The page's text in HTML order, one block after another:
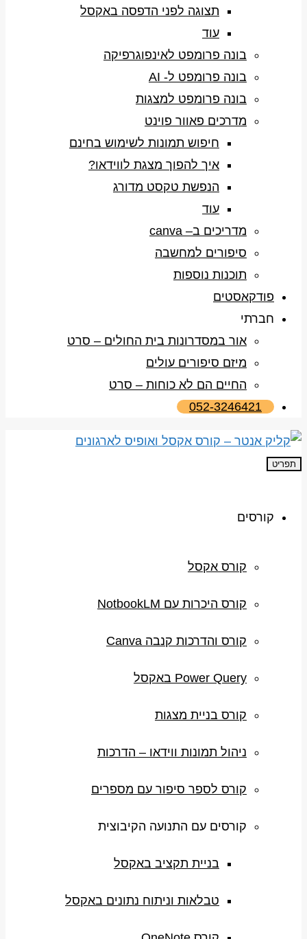
תצוגה לפני הדפסה באקסל
עוד
בונה פרומפט לאינפוגרפיקה
בונה פרומפט ל- AI
בונה פרומפט למצגות
מדרכים פאוור פוינט
חיפוש תמונות לשימוש בחינם
איך להפוך מצגת לווידאו?
הנפשת טקסט מדורג
עוד
מדריכים ב– canva
סיפורים למחשבה
תוכנות נוספות
פודקאסטים
חברתי
אור במסדרונות בית החולים – סרט
מיזם סיפורים עולים
החיים הם לא כוחות – סרט
052-3246421
תפריט
קורסים
קורס אקסל
קורס היכרות עם NotbookLM
קורס והדרכות קנבה Canva
Power Query באקסל
קורס בניית מצגות
ניהול תמונות ווידאו – הדרכות
קורס לספר סיפור עם מספרים
קורסים עם התנועה הקיבוצית
בניית תקציב באקסל
טבלאות וניתוח נתונים באקסל